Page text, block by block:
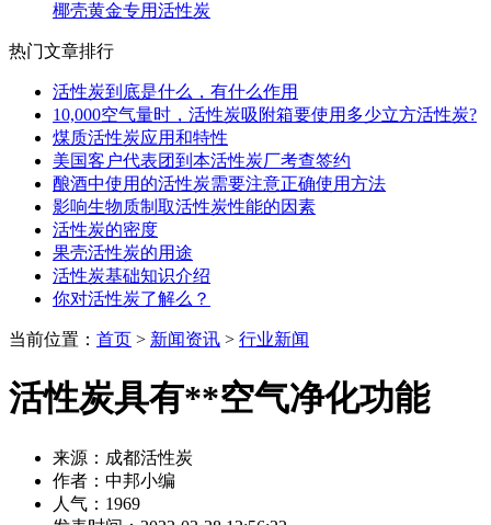
椰壳黄金专用活性炭
热门文章排行
活性炭到底是什么，有什么作用
10,000空气量时，活性炭吸附箱要使用多少立方活性炭?
煤质活性炭应用和特性
美国客户代表团到本活性炭厂考查签约
酿酒中使用的活性炭需要注意正确使用方法
影响生物质制取活性炭性能的因素
活性炭的密度
果壳活性炭的用途
活性炭基础知识介绍
你对活性炭了解么？
当前位置： 首页 > 新闻资讯 > 行业新闻
活性炭具有**空气净化功能
来源：成都活性炭
作者：中邦小编
人气：1969